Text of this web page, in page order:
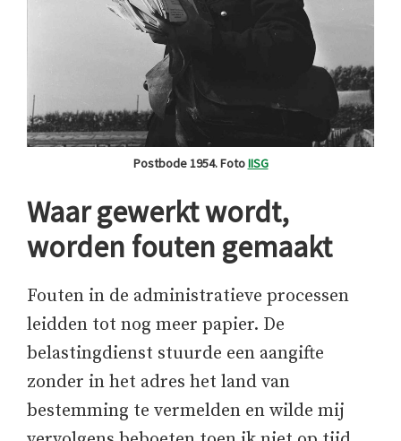
Postbode 1954. FotoIISG
Waar gewerkt wordt,
worden fouten gemaakt
Fouten in de administratieve processen
leidden tot nog meer papier. De
belastingdienst stuurde een aangifte
zonder in het adres het land van
bestemming te vermelden en wilde mij